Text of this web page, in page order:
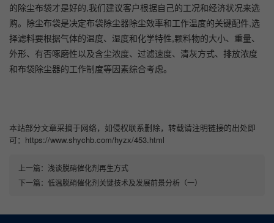
的除尘布袋才是好的,我们建议客户根据自己的工况和经济状况来选
购。除尘布袋是决定布袋除尘器除尘效率和工作温度的关键配件,选
择滤料要根据气体的温度、湿度和化学特性,颗料物的大小、重量、
外形、有否啄磨性以及含尘浓度、过滤速度、清灰方式、排放浓度
和布袋除尘器的工作制度等因素综合考虑。
本站部分文章采摘于网络，如侵权联系删除，转载请注明链接的出处即
可：https://www.shychb.com/hyzx/453.html
上一篇： 浅谈脱硝催化剂再生方式
下一篇： 低温脱硝催化剂关键技术及发展前景分析（一）